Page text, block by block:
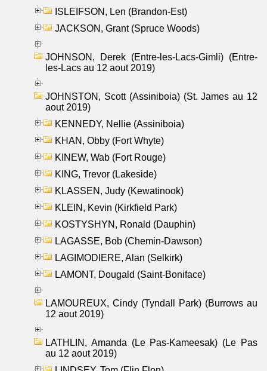
ISLEIFSON, Len (Brandon-Est)
JACKSON, Grant (Spruce Woods)
JOHNSON, Derek (Entre-les-Lacs-Gimli) (Entre-
les-Lacs au 12 aout 2019)
JOHNSTON, Scott (Assiniboia) (St. James au 12
aout 2019)
KENNEDY, Nellie (Assiniboia)
KHAN, Obby (Fort Whyte)
KINEW, Wab (Fort Rouge)
KING, Trevor (Lakeside)
KLASSEN, Judy (Kewatinook)
KLEIN, Kevin (Kirkfield Park)
KOSTYSHYN, Ronald (Dauphin)
LAGASSE, Bob (Chemin-Dawson)
LAGIMODIERE, Alan (Selkirk)
LAMONT, Dougald (Saint-Boniface)
LAMOUREUX, Cindy (Tyndall Park) (Burrows au
12 aout 2019)
LATHLIN, Amanda (Le Pas-Kameesak) (Le Pas
au 12 aout 2019)